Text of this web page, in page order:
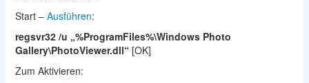
Start – Ausführen:
regsvr32 /u „%ProgramFiles%\Windows Photo
Gallery\PhotoViewer.dll“ [OK]
Zum Aktivieren: